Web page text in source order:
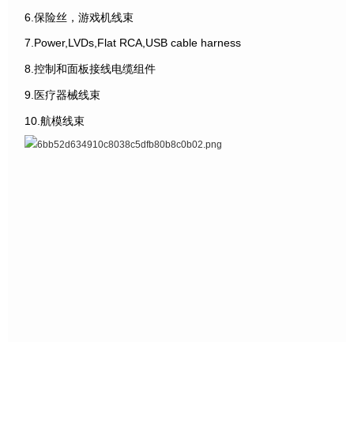
6.保险丝，游戏机线束
7.Power,LVDs,Flat RCA,USB cable harness
8.控制和面板接线电缆组件
9.医疗器械线束
10.航模线束